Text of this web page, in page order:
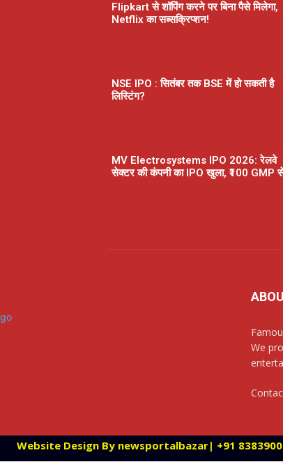
Flipkart से शॉपिंग करने पर बिना पैसे मिलेगा,
Netflix का सब्सक्रिप्शन!
NSE IPO : सितंबर तक BSE में हो सकती है
लिस्टिंग?
MV Electrosystems IPO 2026: रेलवे
सेक्टर की कंपनी का IPO खुला, ₹100 GMP
We
Website Design By newsportalbazar| +91